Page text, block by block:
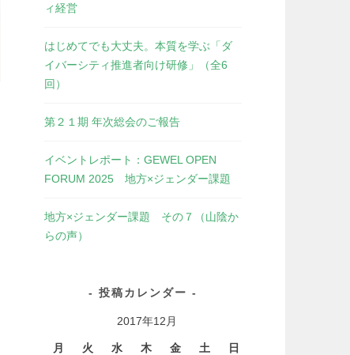
ィ経営
はじめてでも大丈夫。本質を学ぶ「ダ
イバーシティ推進者向け研修」（全6
回）
第２１期 年次総会のご報告
イベントレポート：GEWEL OPEN
FORUM 2025 地方×ジェンダー課題
地方×ジェンダー課題 その７（山陰か
らの声）
投稿カレンダー
2017年12月
月 火 水 木 金 土 日